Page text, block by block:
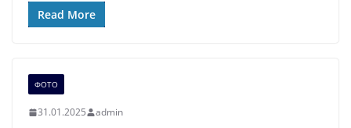
Read More
ФОТО
31.01.2025 admin